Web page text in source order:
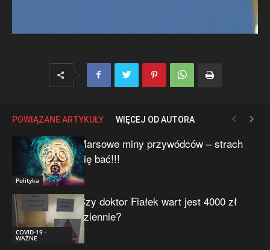
POWIĄZANE ARTYKUŁY WIĘCEJ OD AUTORA
Polityka
Marsowe miny przywódców – strach
się bać!!!
COVID-19 -
WAŻNE
Czy doktor Fiałek wart jest 4000 zł
dziennie?